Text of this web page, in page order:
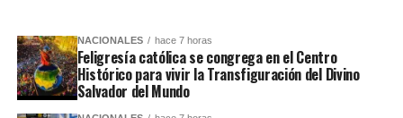
NACIONALES hace 7 horas
Feligresía católica se congrega en el Centro
Histórico para vivir la Transfiguración del Divino
Salvador del Mundo